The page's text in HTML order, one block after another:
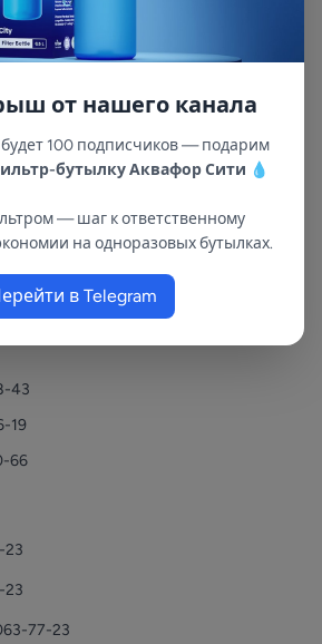
Татарстан и Марий Эл
с 2002 года.
43
19
66
23
23
77-23
от нашего канала
будет 100 подписчиков — подарим
бутылку Аквафор Сити 💧
— шаг к ответственному
на одноразовых бутылках.
в Telegram